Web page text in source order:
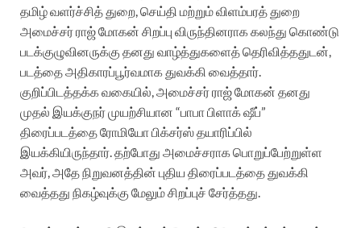
தமிழ் வளர்ச்சித் துறை, செய்தி மற்றும் விளம்பரத் துறை
அமைச்சர் ராஜ் மோகன் சிறப்பு விருந்தினராக கலந்து கொண்டு
படக்குழுவினருக்கு தனது வாழ்த்துகளைத் தெரிவித்ததுடன்,
படத்தை அதிகாரப்பூர்வமாக துவக்கி வைத்தார்.
குறிப்பிடத்தக்க வகையில், அமைச்சர் ராஜ் மோகன் தனது
முதல் இயக்குநர் முயற்சியான “பாபா பிளாக் ஷீப்”
திரைப்படத்தை ரோமியோ பிக்சர்ஸ் தயாரிப்பில்
இயக்கியிருந்தார். தற்போது அமைச்சராக பொறுப்பேற்றுள்ள
அவர், அதே நிறுவனத்தின் புதிய திரைப்படத்தை துவக்கி
வைத்தது நிகழ்வுக்கு மேலும் சிறப்புச் சேர்த்தது.